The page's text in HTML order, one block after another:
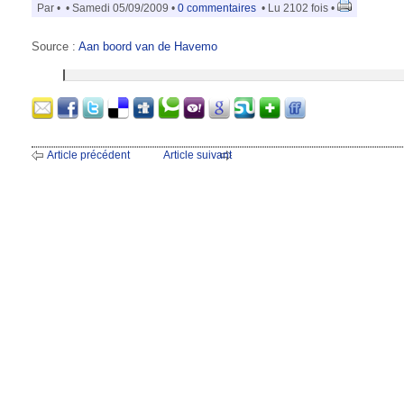
Par • • Samedi 05/09/2009 • 0 commentaires • Lu 2102 fois •
Source : Aan boord van de Havemo
Article précédent Article suivant